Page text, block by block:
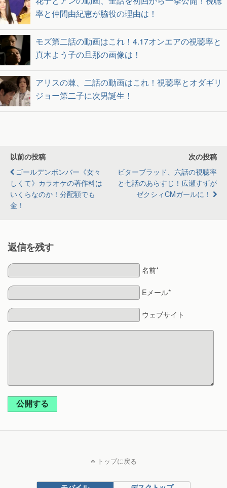
率と仲間由紀恵が脇役の理由は！
モズ第二話の動画はこれ！4.17オンエアの視聴率と
真木よう子の旦那の画像は！
アリスの棘、二話の動画はこれ！視聴率とオダギリ
ジョー第二子に次男誕生！
以前の投稿
ゴールデンボンバー《女々
しくて》カラオケの著作料は
いくらなのか！分配額でも
金！
次の投稿
ビターブラッド、六話の視聴率
と七話のあらすじ！広瀬すずが
ゼクシィCMガールに！
返信を残す
名前*
Eメール*
ウェブサイト
公開する
トップに戻る